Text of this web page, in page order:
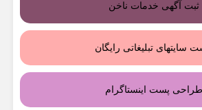
ثبت آگهی خدمات ناخن
سایتهای تبلیغاتی رایگان
طراحی پست اینستاگرام